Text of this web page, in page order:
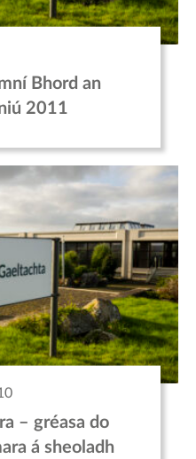
Bhord an
2011
– gréasa do
á sheoladh